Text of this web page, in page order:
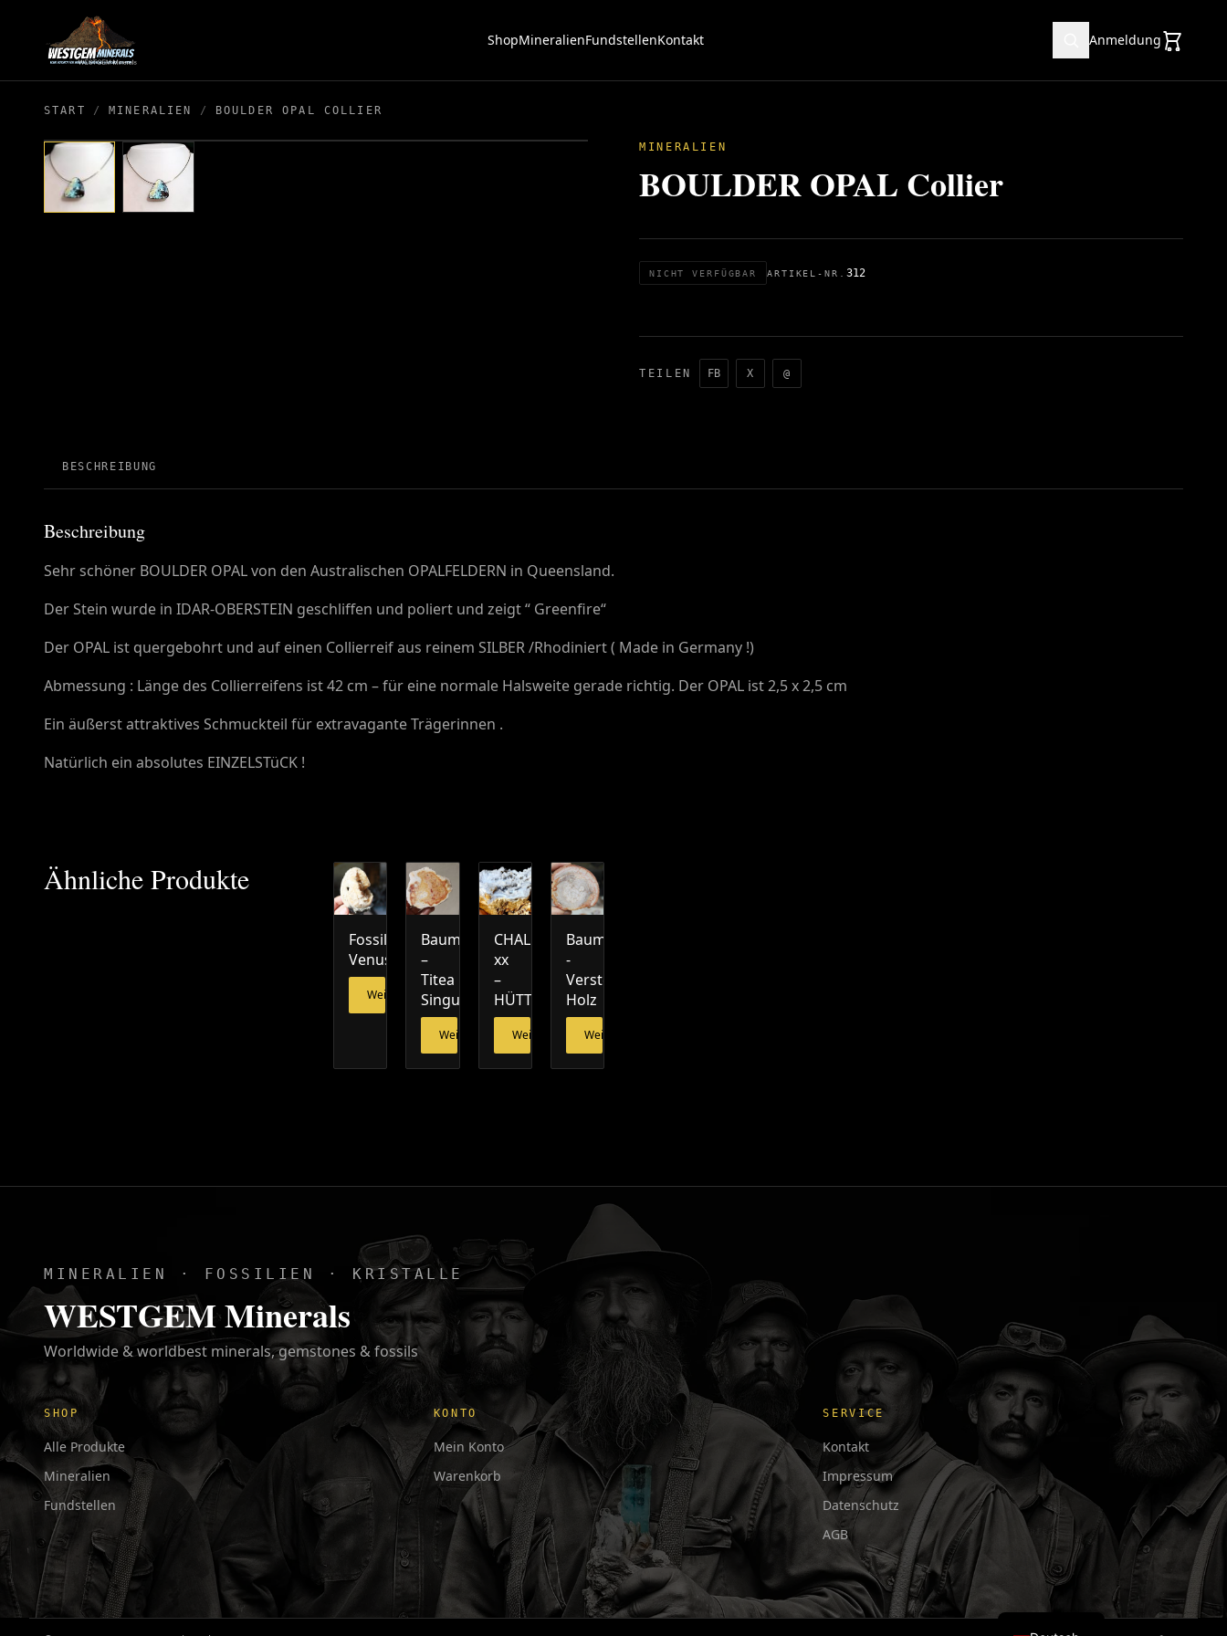
ShopMineralienFundstellenKontakt Anmeldung
START / MINERALIEN / BOULDER OPAL COLLIER
MINERALIEN
BOULDER OPAL Collier
NICHT VERFÜGBAR ARTIKEL-NR. 312
TEILEN FB X @
BESCHREIBUNG
Beschreibung
Sehr schöner BOULDER OPAL von den Australischen OPALFELDERN in Queensland.
Der Stein wurde in IDAR-OBERSTEIN geschliffen und poliert und zeigt “ Greenfire“
Der OPAL ist quergebohrt und auf einen Collierreif aus reinem SILBER /Rhodiniert ( Made in Germany !)
Abmessung : Länge des Collierreifens ist 42 cm – für eine normale Halsweite gerade richtig. Der OPAL ist 2,5 x 2,5 cm
Ein äußerst attraktives Schmuckteil für extravagante Trägerinnen .
Natürlich ein absolutes EINZELSTüCK !
Ähnliche Produkte
Fossile
Venusmuschel
Weiterlesen
Baumfarn
–
Titea
Singularis
Weiterlesen
CHALCEDON
xx
–
HÜTTENBERG
Weiterlesen
Baumfarn
-
Versteinertes
Holz
Weiterlesen
MINERALIEN · FOSSILIEN · KRISTALLE
WESTGEM Minerals
Worldwide & worldbest minerals, gemstones & fossils
SHOP
Alle Produkte
Mineralien
Fundstellen
KONTO
Mein Konto
Warenkorb
SERVICE
Kontakt
Impressum
Datenschutz
AGB
Français
日本語